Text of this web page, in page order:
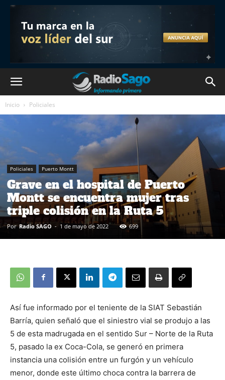
Inicio Policiales
Policiales Puerto Montt
Grave en el hospital de Puerto
Montt se encuentra mujer tras
triple colisión en la Ruta 5
Por Radio SAGO - 1 de mayo de 2022 699
Así fue informado por el teniente de la SIAT Sebastián
Barría, quien señaló que el siniestro vial se produjo a las
5 de esta madrugada en el sentido Sur – Norte de la Ruta
5, pasado la ex Coca-Cola, se generó en primera
instancia una colisión entre un furgón y un vehículo
menor, donde este último choca contra la barrera de